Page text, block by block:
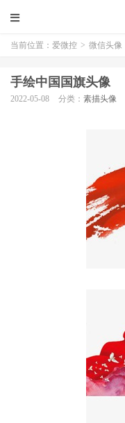
当前位置： 爱微控 > 微信头像
手绘中国国旗头像
2022-05-08 分类： 素描头像